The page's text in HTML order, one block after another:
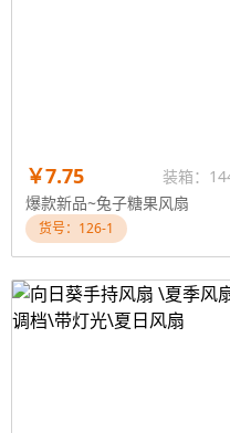
￥7.75
装箱：
爆款新品~兔子糖果风扇
货号：126-1